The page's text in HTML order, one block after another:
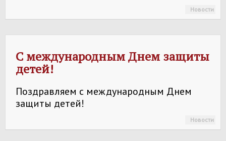
Новости
С международным Днем защиты
детей!
Поздравляем с международным Днем
защиты детей!
Новости